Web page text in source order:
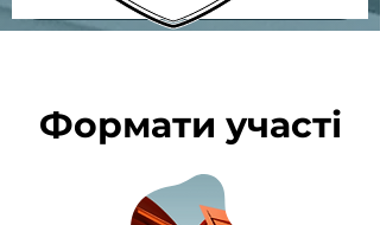
Формати участі